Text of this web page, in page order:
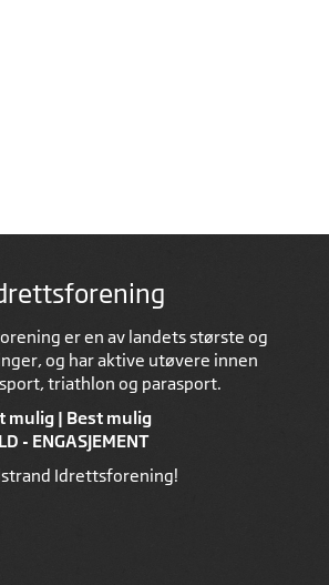
er en av landets største og
og har aktive utøvere innen
triathlon og parasport.
mulig | Best mulig
- ENGASJEMENT
Idrettsforening!